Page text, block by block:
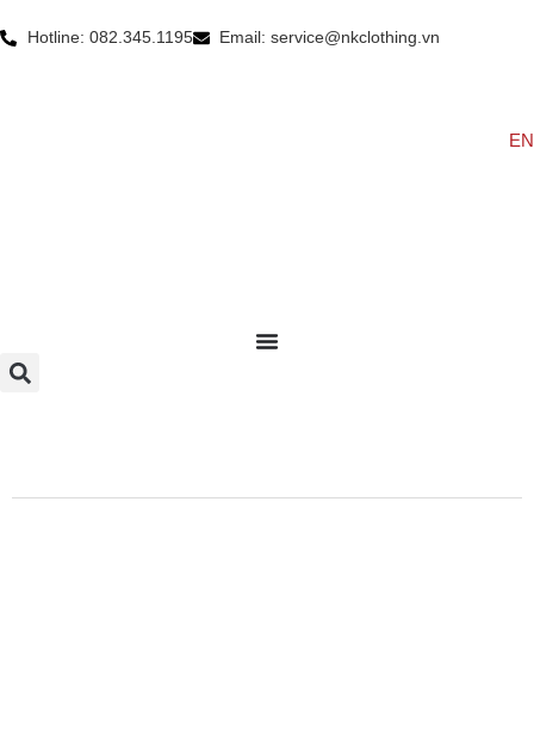
Hotline: 082.345.1195 Email: service@nkclothing.vn
EN